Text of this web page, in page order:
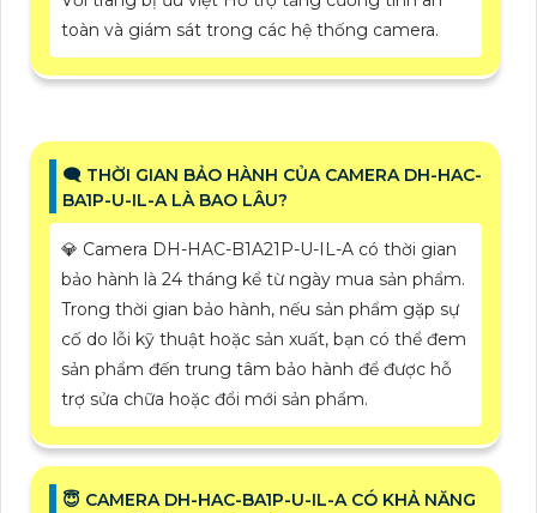
toàn và giám sát trong các hệ thống camera.
🗨️ THỜI GIAN BẢO HÀNH CỦA CAMERA DH-HAC-
BA1P-U-IL-A LÀ BAO LÂU?
💎 Camera DH-HAC-B1A21P-U-IL-A có thời gian
bảo hành là 24 tháng kể từ ngày mua sản phẩm.
Trong thời gian bảo hành, nếu sản phẩm gặp sự
cố do lỗi kỹ thuật hoặc sản xuất, bạn có thể đem
sản phẩm đến trung tâm bảo hành để được hỗ
trợ sửa chữa hoặc đổi mới sản phẩm.
😇 CAMERA DH-HAC-BA1P-U-IL-A CÓ KHẢ NĂNG